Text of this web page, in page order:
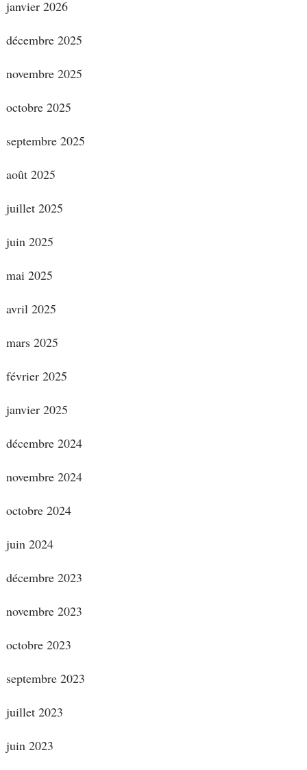
janvier 2026
décembre 2025
novembre 2025
octobre 2025
septembre 2025
août 2025
juillet 2025
juin 2025
mai 2025
avril 2025
mars 2025
février 2025
janvier 2025
décembre 2024
novembre 2024
octobre 2024
juin 2024
décembre 2023
novembre 2023
octobre 2023
septembre 2023
juillet 2023
juin 2023